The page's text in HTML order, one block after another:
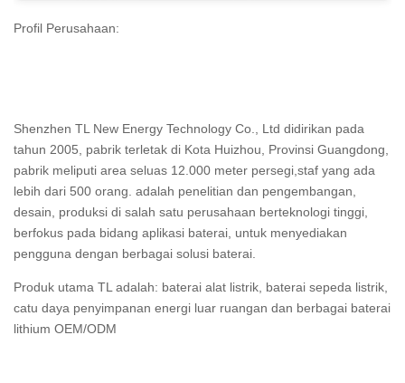
Profil Perusahaan:
Shenzhen TL New Energy Technology Co., Ltd didirikan pada
tahun 2005, pabrik terletak di Kota Huizhou, Provinsi Guangdong,
pabrik meliputi area seluas 12.000 meter persegi,staf yang ada
lebih dari 500 orang. adalah penelitian dan pengembangan,
desain, produksi di salah satu perusahaan berteknologi tinggi,
berfokus pada bidang aplikasi baterai, untuk menyediakan
pengguna dengan berbagai solusi baterai.
Produk utama TL adalah: baterai alat listrik, baterai sepeda listrik,
catu daya penyimpanan energi luar ruangan dan berbagai baterai
lithium OEM/ODM